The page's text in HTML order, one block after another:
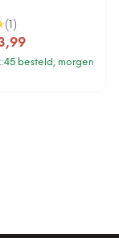
( 1 )
besteld, morgen